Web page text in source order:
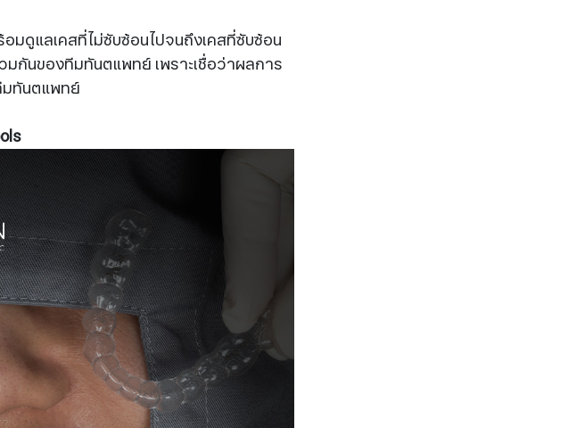
มดูแลเคสที่ไม่ซับซ้อนไปจนถึงเคสที่ซับซ้อน
กันของทีมทันตแพทย์ เพราะเชื่อว่าผลการ
มทันตแพทย์